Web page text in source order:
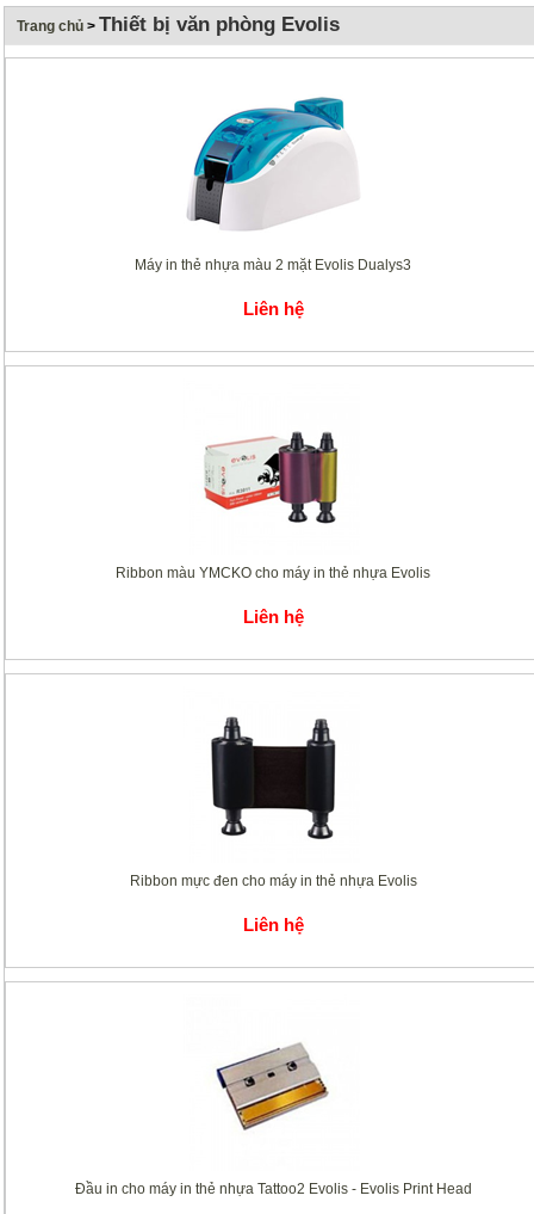
Trang chủ > Thiết bị văn phòng Evolis
Máy in thẻ nhựa màu 2 mặt Evolis Dualys3
Liên hệ
Ribbon màu YMCKO cho máy in thẻ nhựa Evolis
Liên hệ
Ribbon mực đen cho máy in thẻ nhựa Evolis
Liên hệ
Đầu in cho máy in thẻ nhựa Tattoo2 Evolis - Evolis Print Head